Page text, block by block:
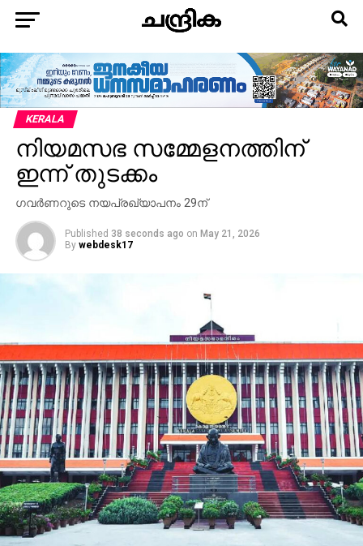
KERALA
നിയമസഭ സമ്മേളനത്തിന്
ഇന്ന് തുടക്കം
ഗവര്‍ണറുടെ നയപ്രഖ്യാപനം 29ന്
Published 38 seconds ago on May 21, 2026
By webdesk17